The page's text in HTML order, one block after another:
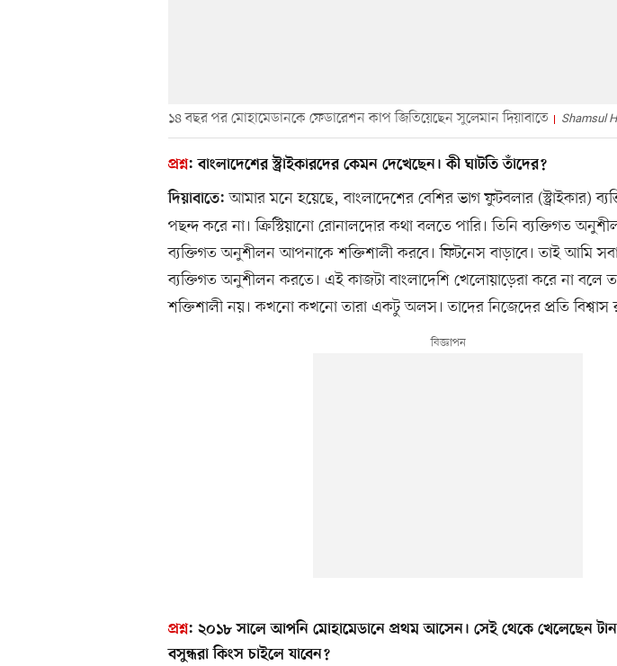
১৪ বছর পর মোহামেডানকে ফেডারেশন কাপ জিতিয়েছেন সুলেমান দিয়াবাতে Shamsul
প্রশ্ন:বাংলাদেশের স্ট্রাইকারদের কেমন দেখেছেন। কী ঘাটতি তাঁদের?
দিয়াবাতে: আমার মনে হয়েছে, বাংলাদেশের বেশির ভাগ ফুটবলার (স্ট্রাইকার)
পছন্দ করে না। ক্রিস্টিয়ানো রোনালদোর কথা বলতে পারি। তিনি ব্যক্তিগত
ব্যক্তিগত অনুশীলন আপনাকে শক্তিশালী করবে। ফিটনেস বাড়াবে। তাই আমি
ব্যক্তিগত অনুশীলন করতে। এই কাজটা বাংলাদেশি খেলোয়াড়েরা করে না বলে
শক্তিশালী নয়। কখনো কখনো তারা একটু অলস। তাদের নিজেদের প্রতি বিশ্বাস
প্রশ্ন: ২০১৮ সালে আপনি মোহামেডানে প্রথম আসেন। সেই থেকে খেলেছেন
বসুন্ধরা কিংস চাইলে যাবেন?